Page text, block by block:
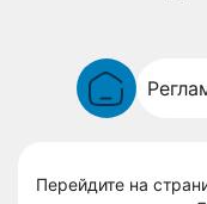
Перейдите на